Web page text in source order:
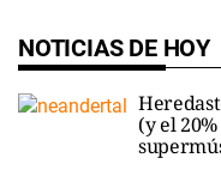
NOTICIAS DE HOY
(y el